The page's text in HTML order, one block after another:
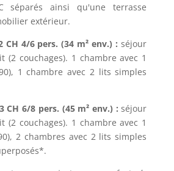
séparés ainsi qu'une terrasse
extérieur.
CH 4/6 pers. (34 m² env.) : séjour
(2 couchages). 1 chambre avec 1
1 chambre avec 2 lits simples
CH 6/8 pers. (45 m² env.) :séjour
(2 couchages). 1 chambre avec 1
2 chambres avec 2 lits simples